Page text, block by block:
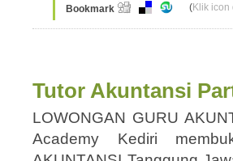
Bookmark
(Klik
Tutor Akuntansi
LOWONGAN GURU
Academy Kediri